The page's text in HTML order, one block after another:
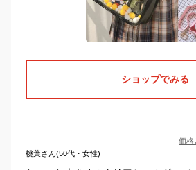
ショップでみる
価格
桃葉さん(50代・女性)